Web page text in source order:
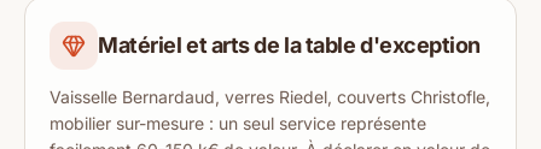
Matériel et arts de la table d'exception
Vaisselle Bernardaud, verres Riedel, couverts Christofle,
mobilier sur-mesure : un seul service représente